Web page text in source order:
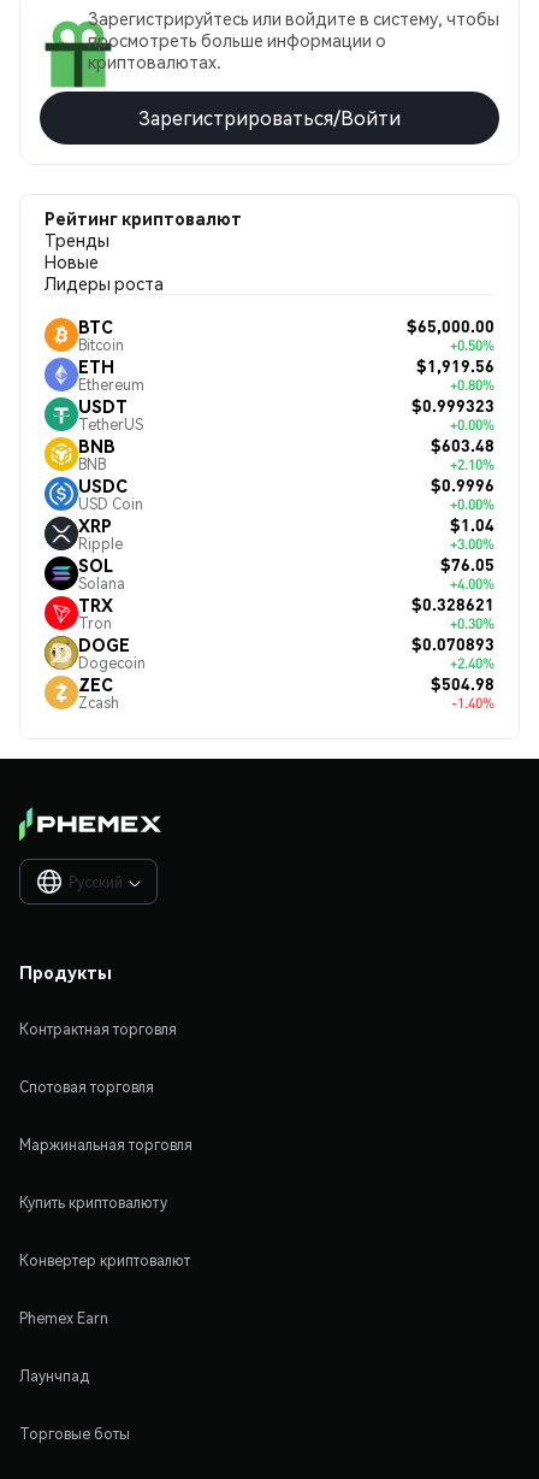
Зарегистрируйтесь или войдите в систему, чтобы
просмотреть больше информации о
криптовалютах.
Зарегистрироваться/Войти
Рейтинг криптовалют
Тренды
Новые
Лидеры роста
BTC
Bitcoin
$65,000.00
+0.50%
ETH
Ethereum
$1,919.56
+0.80%
USDT
TetherUS
$0.999323
+0.00%
BNB
BNB
$603.48
+2.10%
USDC
USD Coin
$0.9996
+0.00%
XRP
Ripple
$1.04
+3.00%
SOL
Solana
$76.05
+4.00%
TRX
Tron
$0.328621
+0.30%
DOGE
Dogecoin
$0.070893
+2.40%
ZEC
Zcash
$504.98
-1.40%
Русский 
Продукты
Контрактная торговля
Спотовая торговля
Маржинальная торговля
Купить криптовалюту
Конвертер криптовалют
Phemex Earn
Лаунчпад
Торговые боты